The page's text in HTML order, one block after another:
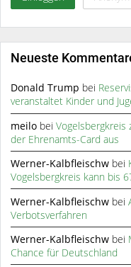
Neueste
Donald Trump bei
veranstaltet Kinder und
meilo beiVogelsbergkreis
der Ehrenamts-Card aus
Werner-Kalbfleischw bei
Vogelsbergkreis kann bis
Werner-Kalbfleischw bei
Verbotsverfahren
Werner-Kalbfleischw bei
Chance für Deutschland